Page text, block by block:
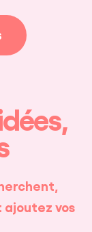
vos